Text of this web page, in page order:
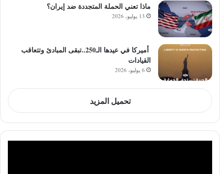
ماذا تعني الحملة المتجددة ضد إيران؟
13 يوليو، 2026
أميركا في عيدها الـ250..تبقى المبادئ وتتعاقب
القيادات
6 يوليو، 2026
تحميل المزيد